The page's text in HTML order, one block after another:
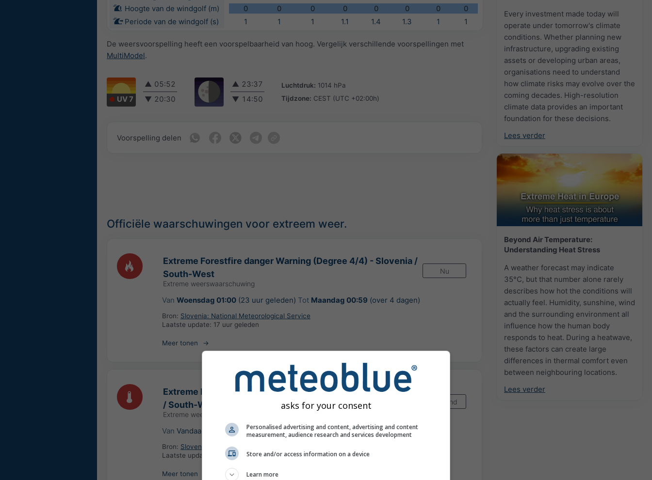
Every investment made today will
operate under tomorrow's climate
conditions. Whether planning new
infrastructure, upgrading existing
assets or developing urban areas,
organisations need to understand
how climate risks may evolve over the
coming decades. High-resolution
climate data provides an important
foundation for these decisions.
Lees verder
Beyond Air Temperature:
Understanding Heat Stress
A weather forecast may indicate
35°C, but that number alone rarely
describes how hot the conditions will
actually feel. Humidity, sunshine, wind
and the surrounding environment all
influence how the human body
responds to heat. During a heatwave,
these factors can create large
differences in thermal comfort even
between neighbouring locations.
Lees verder
Hoogte van de windgolf (m) 0 0 0 0 0 0 0
0
Periode van de windgolf (s)
1 1 1 1.1 1.4 1.3 1 1
De weersvoorspelling heeft een voorspelbaarheid van hoog. Vergelijk verschillende voorspellingen met
MultiModel.
UV 7
▲ 05:52
▼ 20:30
▲ 23:37
▼ 14:50
Luchtdruk: 1014 hPa
Tijdzone: CEST (UTC +02:00h)
Voorspelling delen
Officiële waarschuwingen voor extreem weer.
Extreme Forestfire danger Warning (Degree 4/4) - Slovenia /
South-West
Extreme weerswaarschuwing
Nu
Van Woensdag 01:00(23 uur geleden) Tot Maandag 00:59 (over 4 dagen)
Bron: Slovenia: National Meteorological Service
Laatste update: 17 uur geleden
Meer tonen
Extreme High temperature Warning (Degree 4/4) - Slovenia
/ South-West
Extreme weerswaarschuwing
Komend
Van Vandaag 09:00 (over 8 uur)TotVandaag21:59(over 21 uur)
Bron: Slovenia: National Meteorological Service
Laatste update:
17 uur geleden
Meer tonen
asks for your consent
Personalised advertising and content, advertising and content
measurement, audience research and services development
Store and/or access information on a device
Learn more